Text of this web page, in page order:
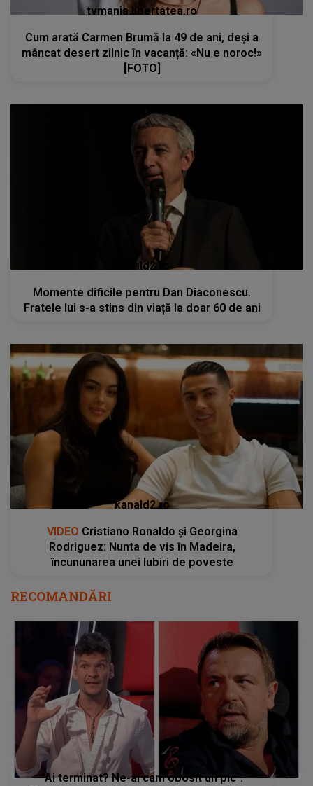
tvmania.libertatea.ro
Cum arată Carmen Brumă la 49 de ani, deși a
mâncat desert zilnic în vacanță: «Nu e noroc!»
[FOTO]
kanald2.ro
Momente dificile pentru Dan Diaconescu.
Fratele lui s-a stins din viață la doar 60 de ani
kanald2.ro
VIDEO Cristiano Ronaldo și Georgina
Rodriguez: Nunta de vis în Madeira,
încununarea unei Iubiri de poveste
RECOMANDĂRI
"Ai terminat? Ne-ai cam obosit un pic".